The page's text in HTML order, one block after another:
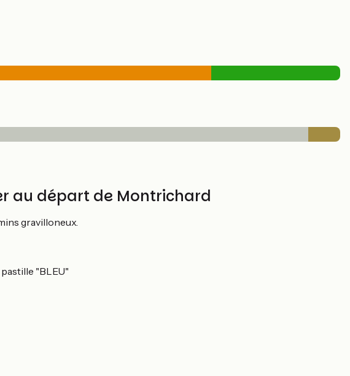
au départ de Montrichard
gravilloneux.
"BLEU"